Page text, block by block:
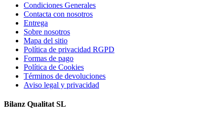
Condiciones Generales
Contacta con nosotros
Entrega
Sobre nosotros
Mapa del sitio
Política de privacidad RGPD
Formas de pago
Política de Cookies
Términos de devoluciones
Aviso legal y privacidad
Bilanz Qualitat SL